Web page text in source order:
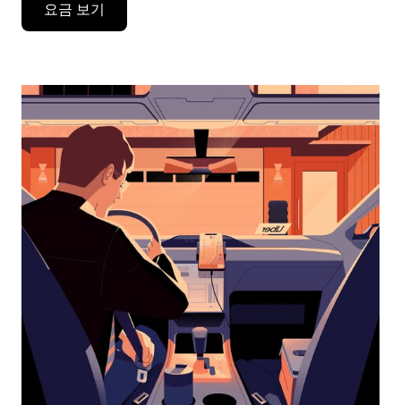
작
면
아
래
화
살
표
러
날
짜
요금 보기